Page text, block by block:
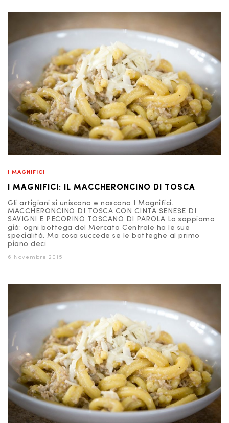
I MAGNIFICI
I MAGNIFICI: IL MACCHERONCINO DI TOSCA
Gli artigiani si uniscono e nascono I Magnifici.
MACCHERONCINO DI TOSCA CON CINTA SENESE DI
SAVIGNI E PECORINO TOSCANO DI PAROLA Lo sappiamo
già: ogni bottega del Mercato Centrale ha le sue
specialità. Ma cosa succede se le botteghe al primo
piano deci
6 Novembre 2015